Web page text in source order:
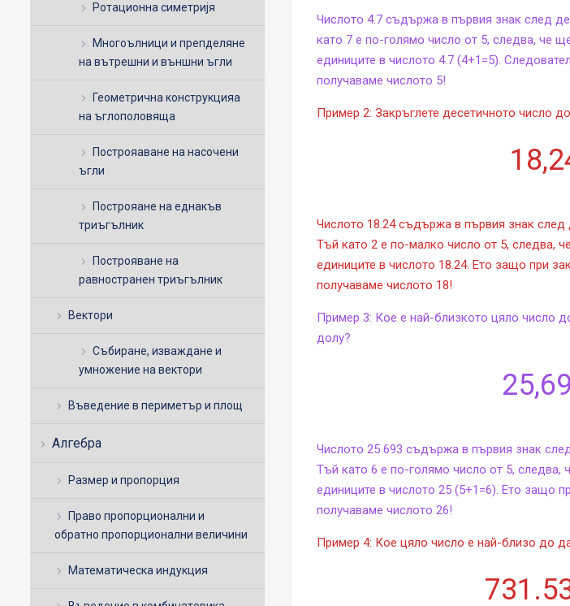
Ротационна симетријя
Многоълници и препделяне
на вътрешни и външни ъгли
Геометрична конструкцияа
на ъглополовяща
Построяаване на насочени
ъгли
Построяане на еднакъв
триъгълник
Построяване на
равностранен триъгълник
Вектори
Събиране, изваждане и
умножение на вектори
Въведение в периметър и площ
Алгебра
Размер и пропорция
Право пропорционални и
обратно пропорционални величини
Математическа индукция
Числото 4.7 съдържа в първия знак след
като 7 е по-голямо число от 5, следва, че
единиците в числото 4.7 (4+1=5).
получаваме числото 5!
Пример 2: Закръглете десетичното число
Числото 18.24 съдържа в първия знак след
Тъй като 2 е по-малко число от 5, следва,
единиците в числото 18.24. Ето защо при
получаваме числото 18!
Пример 3: Кое е най-близкото цяло число
долу?
Числото 25 693 съдържа в първия знак
Тъй като 6 е по-голямо число от 5,
единиците в числото 25 (5+1=6). Ето защо
получаваме числото 26!
Пример 4: Кое цяло число е най-близо до